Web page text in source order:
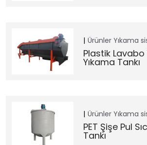
Ürünler Yıkama
Plastik Lavabo
Yıkama Tankı
Ürünler Yıkama
PET Şişe Pul
Tankı